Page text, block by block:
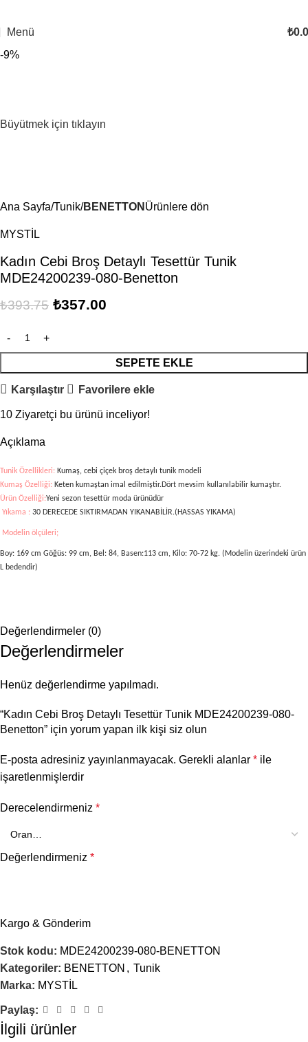
Menü ₺
-9%
Büyütmek için tıklayın
Ana Sayfa Tunik BENETTON Ürünlere dön
MYSTİL
Kadın Cebi Broş Detaylı Tesettür Tunik
MDE24200239-080-Benetton
₺393.75 ₺357.00
SEPETE EKLE
Karşılaştır Favorilere ekle
10 Ziyaretçi bu ürünü inceliyor!
Açıklama
Tunik Özellikleri: Kumaş, cebi çiçek broş detaylı tunik modeli
Kumaş Özelliği: Keten kumaştan imal edilmiştir.Dört mevsim kullanılabilir kumaştır.
Ürün Özelliği:Yeni sezon tesettür moda ürünüdür
Yıkama : 30 DERECEDE SIKTIRMADAN YIKANABİLİR.(HASSAS YIKAMA)
Modelin ölçüleri;
Boy: 169 cm Göğüs: 99 cm, Bel: 84, Basen:113 cm, Kilo: 70-72 kg. (Modelin üzerindeki ürün
L bedendir)
Değerlendirmeler (0)
Değerlendirmeler
Henüz değerlendirme yapılmadı.
“Kadın Cebi Broş Detaylı Tesettür Tunik MDE24200239-080-
Benetton” için yorum yapan ilk kişi siz olun
E-posta adresiniz yayınlanmayacak. Gerekli alanlar * ile
işaretlenmişlerdir
Derecelendirmeniz *
Değerlendirmeniz *
İsim*
Kargo & Gönderim
Stok kodu: MDE24200239-080-BENETTON
Kategoriler: BENETTON , Tunik
Marka: MYSTİL
Paylaş:
İlgili ürünler